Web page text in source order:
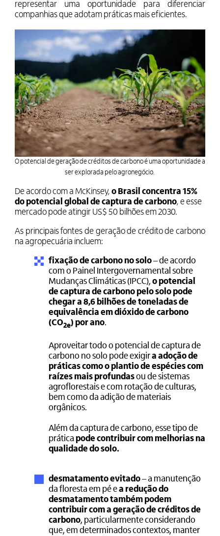
representar uma oportunidade para diferenciar
companhias que adotam práticas mais eficientes.
O potencial de geração de créditos de carbono é uma oportunidade a
ser explorada pelo agronegócio.
De acordo com a McKinsey, o Brasil concentra 15%
do potencial global de captura de carbono, e esse
mercado pode atingir US$ 50 bilhões em 2030.
As principais fontes de geração de crédito de carbono
na agropecuária incluem:
fixação de carbono no solo– de acordo
com o Painel Intergovernamental sobre
Mudanças Climáticas (IPCC), o potencial
de captura de carbono pelo solo pode
chegar a 8,6 bilhões de toneladas de
equivalência em dióxido de carbono
(CO2e) por ano.
Aproveitar todo o potencial de captura de
carbono no solo pode exigira adoção de
práticas como o plantio de espécies com
raízes mais profundasou de sistemas
agroflorestais e com rotação de culturas,
bem como da adição de materiais
orgânicos.
Além da captura de carbono, esse tipo de
prática pode contribuir com melhorias na
qualidade do solo.
desmatamento evitado– a manutenção
da floresta em pé ea redução do
desmatamento também podem
contribuir com a geração de créditos de
carbono, particularmente considerando
que, em determinados contextos, manter